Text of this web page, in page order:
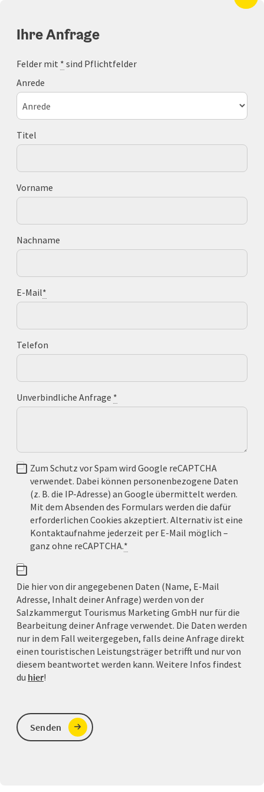
Ihre Anfrage
Felder mit * sind Pflichtfelder
Anrede
Titel
Vorname
Nachname
E-Mail*
Telefon
Unverbindliche Anfrage *
Zum Schutz vor Spam wird Google reCAPTCHA
verwendet. Dabei können personenbezogene Daten
(z. B. die IP-Adresse) an Google übermittelt werden.
Mit dem Absenden des Formulars werden die dafür
erforderlichen Cookies akzeptiert. Alternativ ist eine
Kontaktaufnahme jederzeit per E-Mail möglich –
ganz ohne reCAPTCHA.*
Die hier von dir angegebenen Daten (Name, E-Mail
Adresse, Inhalt deiner Anfrage) werden von der
Salzkammergut Tourismus Marketing GmbH nur für die
Bearbeitung deiner Anfrage verwendet. Die Daten werden
nur in dem Fall weitergegeben, falls deine Anfrage direkt
einen touristischen Leistungsträger betrifft und nur von
diesem beantwortet werden kann. Weitere Infos findest
du hier!
Senden